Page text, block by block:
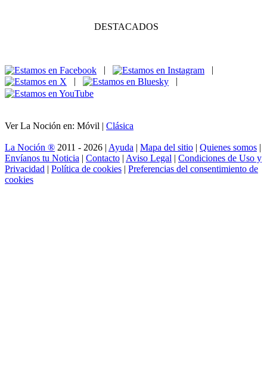
DESTACADOS
|
|
|
|
Ver La Noción en: Móvil | Clásica
La Noción ® 2011 - 2026 | Ayuda | Mapa del sitio | Quienes somos |
Envíanos tu Noticia | Contacto | Aviso Legal | Condiciones de Uso y
Privacidad | Política de cookies | Preferencias del consentimiento de
cookies